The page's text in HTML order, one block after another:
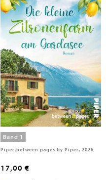
Martin, Rebecca
Lemon Blossoms - Die kleine
Zitronenfarm am Gardasee
Band 1
Piper;between pages by Piper, 2026
17,00 €